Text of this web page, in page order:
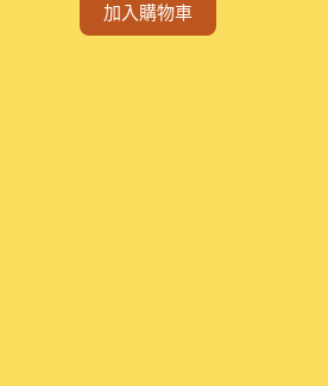
加入購物車